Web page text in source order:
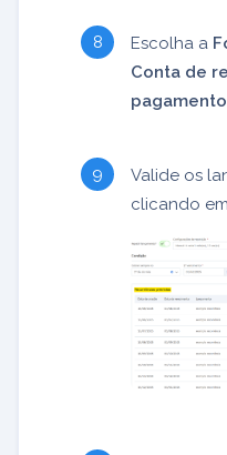
Escolha a
Conta de
pagamento
Valide os
clicando em